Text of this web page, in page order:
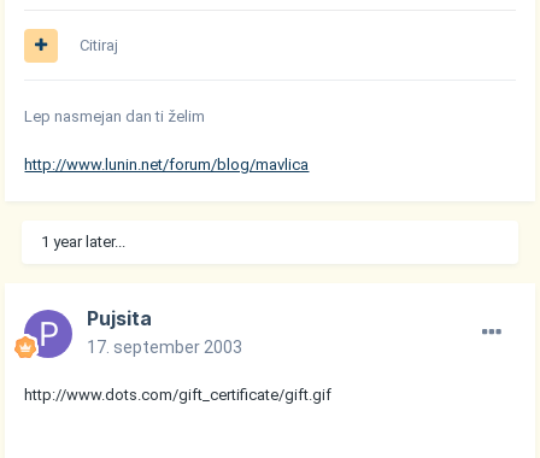
Citiraj
Lep nasmejan dan ti želim
http://www.lunin.net/forum/blog/mavlica
1 year later...
Pujsita
17. september 2003
http://www.dots.com/gift_certificate/gift.gif